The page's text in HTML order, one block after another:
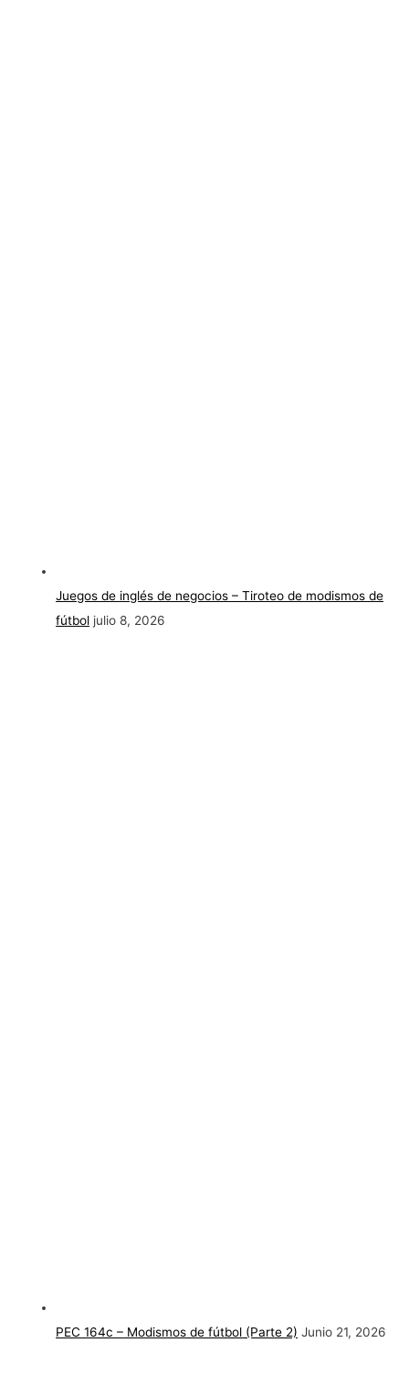
Juegos de inglés de negocios – Tiroteo de modismos de
fútbol julio 8, 2026
PEC 164c – Modismos de fútbol (Parte 2) Junio 21, 2026